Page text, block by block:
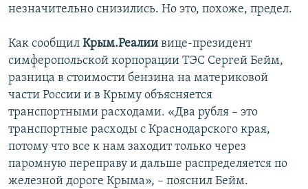
незначительно снизились. Но это, похоже, предел.
Как сообщил Крым.Реалии вице-президент
симферопольской корпорации TЭС Сергей Бейм,
разница в стоимости бензина на материковой
части России и в Крыму объясняется
транспортными расходами. «Два рубля – это
транспортные расходы с Краснодарского края,
потому что все к нам заходит только через
паромную переправу и дальше распределяется по
железной дороге Крыма», – пояснил Бейм.